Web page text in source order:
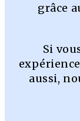
grâce
Si
aussi,